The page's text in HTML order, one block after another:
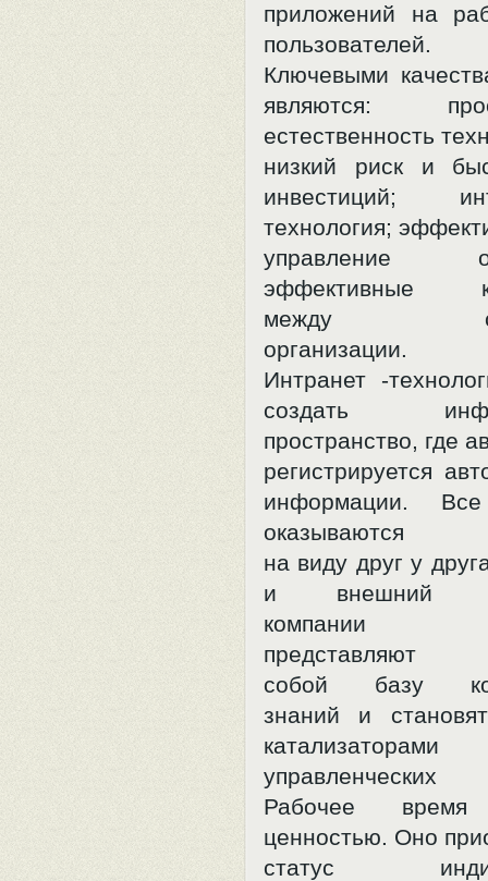
приложений на
пользователей.
Ключевыми
являются:
естественность
низкий риск и
инвестиций;
технология;
управление
эффективные
между
организации.
Интранет -
создать
пространство, где
регистрируется
информации. Все
оказываются
на виду друг у
и внешний
компании
представляют
собой базу
знаний и
катализаторами
Рабочее время
ценностью. Оно
статус